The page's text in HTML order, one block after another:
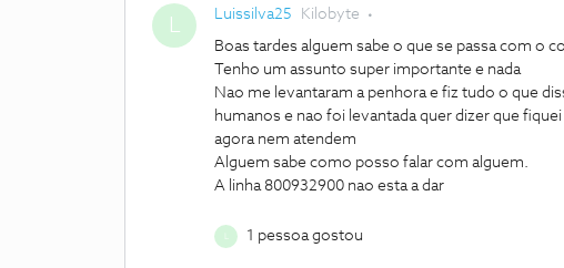
L Luissilva25 Kilobyte
Boas tardes alguem sabe o que se passa com o
Tenho um assunto super importante e nada
Nao me levantaram a penhora e fiz tudo o que
humanos e nao foi levantada quer dizer que
agora nem atendem
Alguem sabe como posso falar com alguem.
A linha 800932900 nao esta a dar
1 pessoa gostou